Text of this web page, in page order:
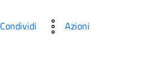
Condividi Azioni